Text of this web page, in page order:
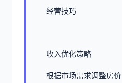
经营技巧
收入优化策略
根据市场需求调整房价